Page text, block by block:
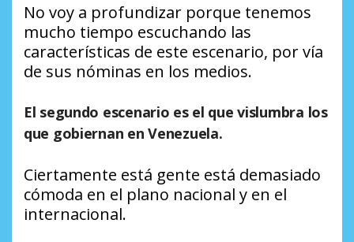
No voy a profundizar porque tenemos
mucho tiempo escuchando las
características de este escenario, por vía
de sus nóminas en los medios.
El segundo escenario es el que vislumbra los
que gobiernan en Venezuela.
Ciertamente está gente está demasiado
cómoda en el plano nacional y en el
internacional.